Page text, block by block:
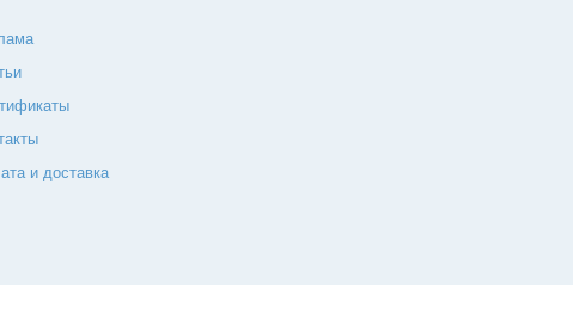
и доставка